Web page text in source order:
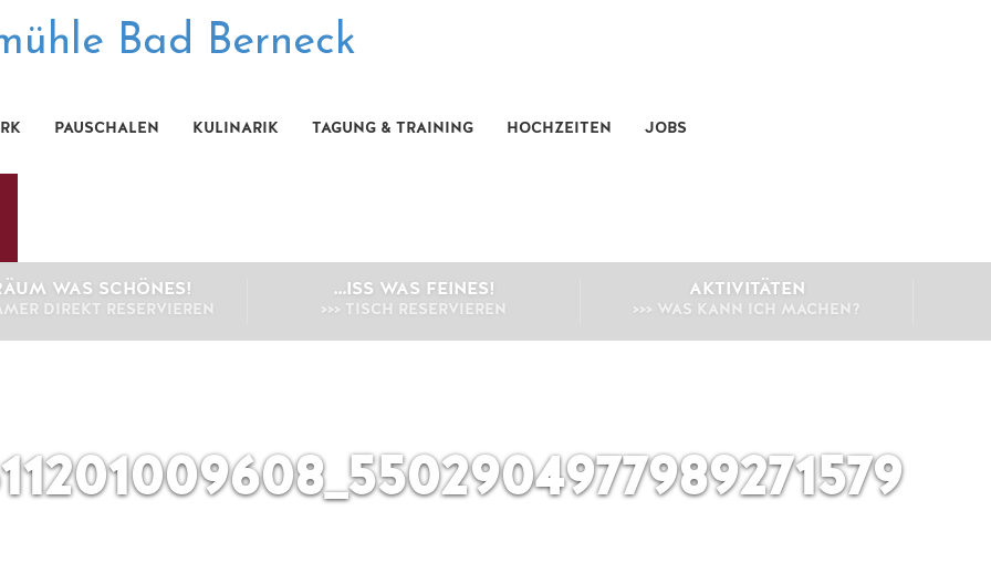
PAUSCHALEN KULINARIK TAGUNG & TRAINING HOCHZEITEN JOBS
WAS SCHÖNES!
DIREKT RESERVIEREN
…ISS WAS FEINES!
>>> TISCH RESERVIEREN
AKTIVITÄTEN
>>> WAS KANN ICH MACHEN?